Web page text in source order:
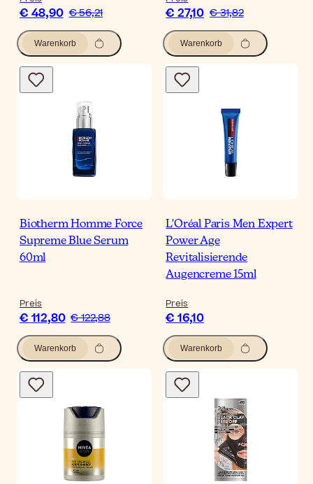
€ 48,90 € 56,21
Warenkorb
€ 27,10 € 31,82
Warenkorb
Biotherm Homme Force
Supreme Blue Serum
60ml
Preis
€ 112,80 € 122,88
Warenkorb
L'Oréal Paris Men Expert
Power Age
Revitalisierende
Augencreme 15ml
Preis
€ 16,10
Warenkorb